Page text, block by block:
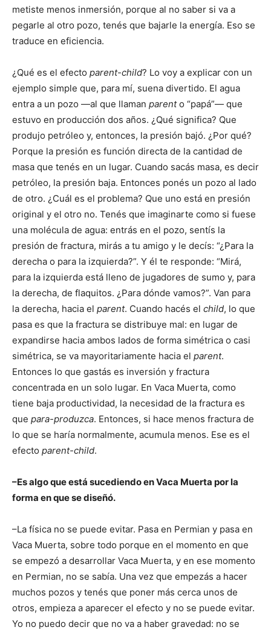
metiste menos inmersión, porque al no saber si va a
pegarle al otro pozo, tenés que bajarle la energía. Eso se
traduce en eficiencia.
¿Qué es el efecto parent-child? Lo voy a explicar con un
ejemplo simple que, para mí, suena divertido. El agua
entra a un pozo —al que llaman parento “papá”— que
estuvo en producción dos años. ¿Qué significa? Que
produjo petróleo y, entonces, la presión bajó. ¿Por qué?
Porque la presión es función directa de la cantidad de
masa que tenés en un lugar. Cuando sacás masa, es decir
petróleo, la presión baja. Entonces ponés un pozo al lado
de otro. ¿Cuál es el problema? Que uno está en presión
original y el otro no. Tenés que imaginarte como si fuese
una molécula de agua: entrás en el pozo, sentís la
presión de fractura, mirás a tu amigo y le decís: “¿Para la
derecha o para la izquierda?”. Y él te responde: “Mirá,
para la izquierda está lleno de jugadores de sumo y, para
la derecha, de flaquitos. ¿Para dónde vamos?”. Van para
la derecha, hacia el parent. Cuando hacés el child, lo que
pasa es que la fractura se distribuye mal: en lugar de
expandirse hacia ambos lados de forma simétrica o casi
simétrica, se va mayoritariamente hacia el parent.
Entonces lo que gastás es inversión y fractura
concentrada en un solo lugar. En Vaca Muerta, como
tiene baja productividad, la necesidad de la fractura es
que para-produzca. Entonces, si hace menos fractura de
lo que se haría normalmente, acumula menos. Ese es el
efecto parent-child.
–Es algo que está sucediendo en Vaca Muerta por la
forma en que se diseñó.
–La física no se puede evitar. Pasa en Permian y pasa en
Vaca Muerta, sobre todo porque en el momento en que
se empezó a desarrollar Vaca Muerta, y en ese momento
en Permian, no se sabía. Una vez que empezás a hacer
muchos pozos y tenés que poner más cerca unos de
otros, empieza a aparecer el efecto y no se puede evitar.
Yo no puedo decir que no va a haber gravedad: no se